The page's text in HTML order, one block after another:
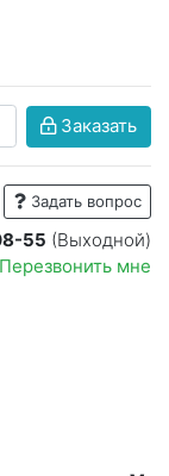
Заказать
Задать вопрос
55 (Выходной)
Перезвонить мне